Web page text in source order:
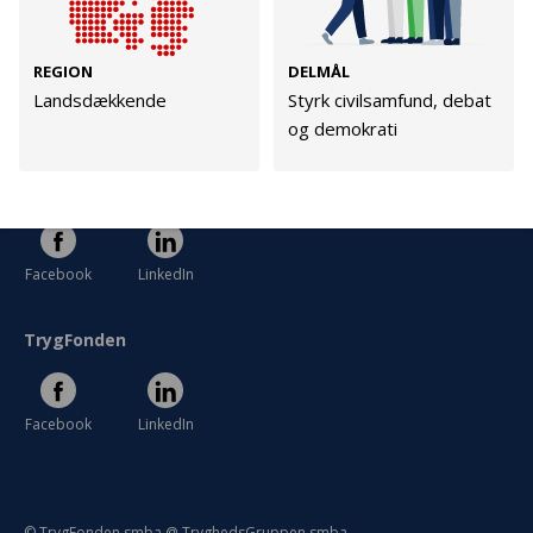
REGION
Landsdækkende
DELMÅL
Styrk civilsamfund, debat
og demokrati
Persondata
Facebook LinkedIn
TrygFonden
Facebook LinkedIn